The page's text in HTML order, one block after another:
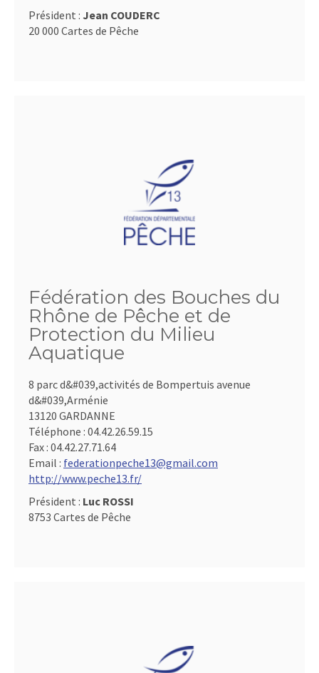
Président : Jean COUDERC
20 000 Cartes de Pêche
Fédération des Bouches du
Rhône de Pêche et de
Protection du Milieu
Aquatique
8 parc d&#039,activités de Bompertuis avenue
d&#039,Arménie
13120 GARDANNE
Téléphone : 04.42.26.59.15
Fax : 04.42.27.71.64
Email : federationpeche13@gmail.com
http://www.peche13.fr/
Président : Luc ROSSI
8753 Cartes de Pêche